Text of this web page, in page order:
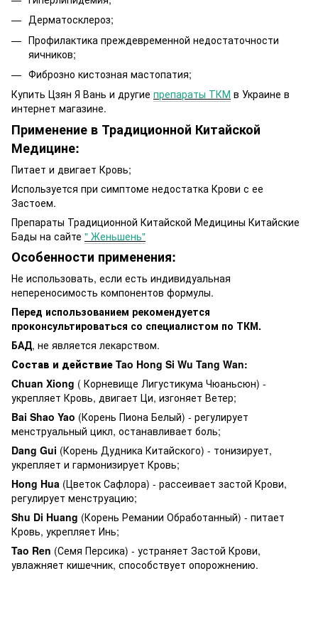
Дерматосклероз;
Профилактика преждевременной недостаточности
яичников;
Фиброзно кистозная мастопатия;
Купить Цзян Я Вань и другие препараты ТКМ в Украине в
интернет магазине.
Применение в Традиционной Китайской
Медицине:
Питает и двигает Кровь;
Используется при симптоме недостатка Крови с ее
Застоем.
Препараты Традиционной Китайской Медицины Китайские
Бады на сайте " Женьшень"
Особенности применения:
Не использовать, если есть индивидуальная
непереносимость компонентов формулы.
Перед использованием рекомендуется
проконсультироваться со специалистом по ТКМ.
БАД, не является лекарством.
Состав и действие Tao Hong Si Wu Tang Wan:
Chuan Xiong ( Корневище Лигустикума Чюаньсюн) -
укрепляет Кровь, двигает Ци, изгоняет Ветер;
Bai Shao Yao (Корень Пиона Белый) - регулирует
менструальный цикл, останавливает боль;
Dang Gui (Корень Дудника Китайского) - тонизирует,
укрепляет и гармонизирует Кровь;
Hong Hua (Цветок Сафлора) - рассеивает застой Крови,
регулирует менструацию;
Shu Di Huang (Корень Ремании Обработанный) - питает
Кровь, укрепляет Инь;
Tao Ren (Семя Персика) - устраняет Застой Крови,
увлажняет кишечник, способствует опорожнению.